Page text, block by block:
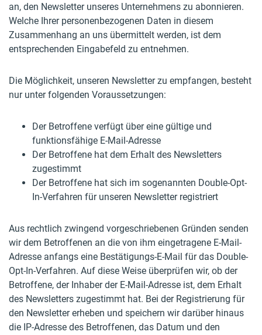
an, den Newsletter unseres Unternehmens zu abonnieren.
Welche Ihrer personenbezogenen Daten in diesem
Zusammenhang an uns übermittelt werden, ist dem
entsprechenden Eingabefeld zu entnehmen.
Die Möglichkeit, unseren Newsletter zu empfangen, besteht
nur unter folgenden Voraussetzungen:
Der Betroffene verfügt über eine gültige und
funktionsfähige E-Mail-Adresse
Der Betroffene hat dem Erhalt des Newsletters
zugestimmt
Der Betroffene hat sich im sogenannten Double-Opt-
In-Verfahren für unseren Newsletter registriert
Aus rechtlich zwingend vorgeschriebenen Gründen senden
wir dem Betroffenen an die von ihm eingetragene E-Mail-
Adresse anfangs eine Bestätigungs-E-Mail für das Double-
Opt-In-Verfahren. Auf diese Weise überprüfen wir, ob der
Betroffene, der Inhaber der E-Mail-Adresse ist, dem Erhalt
des Newsletters zugestimmt hat. Bei der Registrierung für
den Newsletter erheben und speichern wir darüber hinaus
die IP-Adresse des Betroffenen, das Datum und den